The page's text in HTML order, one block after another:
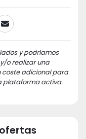
y podríamos
o realizar una
coste adicional para
plataforma activa.